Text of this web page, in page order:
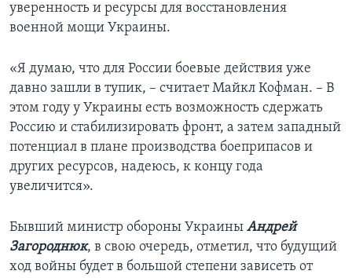
уверенность и ресурсы для восстановления
военной мощи Украины.
«Я думаю, что для России боевые действия уже
давно зашли в тупик, – считает Майкл Кофман. – В
этом году у Украины есть возможность сдержать
Россию и стабилизировать фронт, а затем западный
потенциал в плане производства боеприпасов и
других ресурсов, надеюсь, к концу года
увеличится».
Бывший министр обороны Украины Андрей
Загороднюк, в свою очередь, отметил, что будущий
ход войны будет в большой степени зависеть от